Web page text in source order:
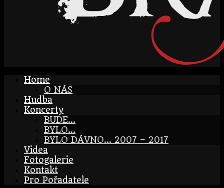
Home
O NÁS
Hudba
Koncerty
BUDE…
BYLO…
BYLO DÁVNO… 2007 – 2017
Videa
Fotogalerie
Kontakt
Pro Pořadatele